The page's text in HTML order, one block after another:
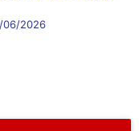
06/2026